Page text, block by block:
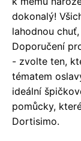
dokonalý!
lahodnou
Doporučení
- zvolte ten,
tématem
ideální
pomůcky,
Dortisimo.